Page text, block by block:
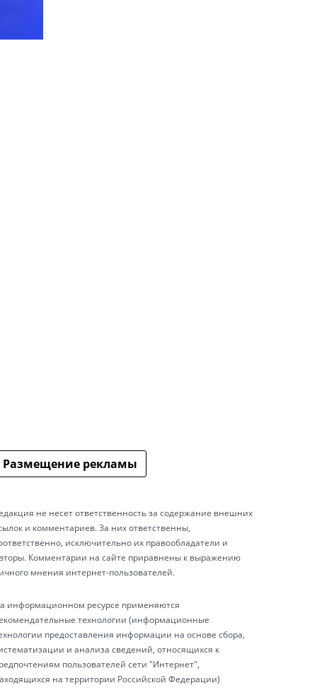
Размещение рекламы
не несет ответственность за содержание внешних
и комментариев. За них ответственны,
исключительно их правообладатели и
Комментарии на сайте приравнены к выражению
мнения интернет-пользователей.
информационном ресурсе применяются
технологии (информационные
предоставления информации на основе сбора,
и анализа сведений, относящихся к
пользователей сети "Интернет",
на территории Российской Федерации)